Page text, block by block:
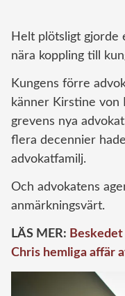
Helt plötsligt gjorde
nära koppling till
Kungens förre
känner Kirstine von
grevens nya
flera decennier
advokatfamilj.
Och advokatens
anmärkningsvärt.
LÄS MER:
Chris hemliga affär